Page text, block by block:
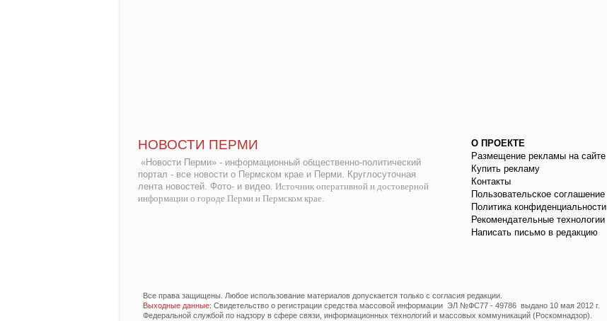
НОВОСТИ ПЕРМИ
«Новости Перми» - информационный общественно-политический
портал - все новости о Пермском крае и Перми. Круглосуточная
лента новостей. Фото- и видео. Источник оперативной и достоверной
информации о городе Перми и Пермском крае.
О ПРОЕКТЕ
Размещение рекламы на сайте
Купить рекламу
Контакты
Пользовательское соглашение
Политика конфиденциальности
Рекомендательные технологии
Написать письмо в редакцию
Все права защищены. Любое использование материалов допускается только с согласия редакции.
Выходные данные: Свидетельство о регистрации средства массовой информации ЭЛ №ФС77 - 49786 выдано 10 мая 2012 г.
Федеральной службой по надзору в сфере связи, информационных технологий и массовых коммуникаций (Роскомнадзор).